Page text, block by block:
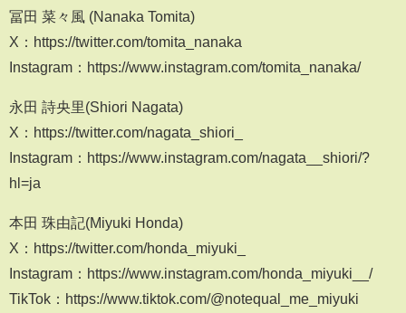
冨田 菜々風 (Nanaka Tomita)
X：https://twitter.com/tomita_nanaka
Instagram：https://www.instagram.com/tomita_nanaka/
永田 詩央里(Shiori Nagata)
X：https://twitter.com/nagata_shiori_
Instagram：https://www.instagram.com/nagata__shiori/?
hl=ja
本田 珠由記(Miyuki Honda)
X：https://twitter.com/honda_miyuki_
Instagram：https://www.instagram.com/honda_miyuki__/
TikTok：https://www.tiktok.com/@notequal_me_miyuki